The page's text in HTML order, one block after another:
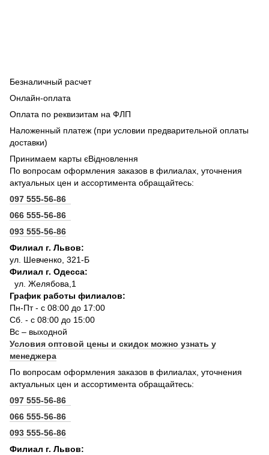
Безналичный расчет
Онлайн-оплата
Оплата по реквизитам на ФЛП
Наложенный платеж (при условии предварительной оплаты
доставки)
Принимаем карты єВідновлення
По вопросам оформления заказов в филиалах, уточнения
актуальных цен и ассортимента обращайтесь:
097 555-56-86
066 555-56-86
093 555-56-86
Филиал г. Львов:
ул. Шевченко, 321-Б
Филиал г. Одесса:
ул. Желябова,1
График работы филиалов:
Пн-Пт - с 08:00 до 17:00
Сб. - с 08:00 до 15:00
Вс – выходной
Условия оптовой цены и скидок можно узнать у
менеджера
По вопросам оформления заказов в филиалах, уточнения
актуальных цен и ассортимента обращайтесь:
097 555-56-86
066 555-56-86
093 555-56-86
Филиал г. Львов: